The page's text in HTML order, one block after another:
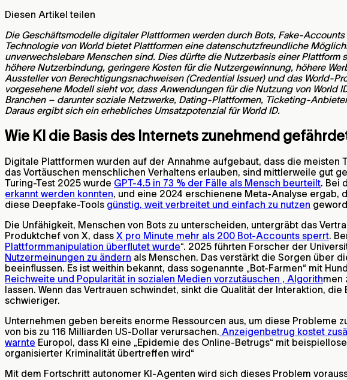
Diesen Artikel teilen
Die Geschäftsmodelle digitaler Plattformen werden durch Bots, Fake-
Technologie von World bietet Plattformen eine datenschutzfreundliche
unverwechslebare Menschen sind. Dies dürfte die Nutzerbasis einer
höhere Nutzerbindung, geringere Kosten für die Nutzergewinnung, höhere
Aussteller von Berechtigungsnachweisen (Credential Issuer) und das World-
vorgesehene Modell sieht vor, dass Anwendungen für die Nutzung von
Branchen – darunter soziale Netzwerke, Dating-Plattformen, Ticketing-
Daraus ergibt sich ein erhebliches Umsatzpotenzial für World ID.
Wie KI die Basis des Internets zunehmend
Digitale Plattformen wurden auf der Annahme aufgebaut, dass die
das Vortäuschen menschlichen Verhaltens erlauben, sind mittlerweile gut
Turing-Test 2025 wurde GPT-4.5 in 73 % der Fälle als Mensch beurteilt. Bei
erkannt werden konnten, und eine 2024 erschienene Meta-Analyse ergab,
diese Deepfake-Tools günstig, weit verbreitet und einfach zu nutzen
Die Unfähigkeit, Menschen von Bots zu unterscheiden, untergräbt das
Produktchef von X, dass X pro Minute mehr als 200 Bot-Accounts sperrt.
Plattformmanipulation überflutet wurde“. 2025 führten Forscher der
Nutzermeinungen zu ändern als Menschen. Das verstärkt die Sorgen über
beeinflussen. Es ist weithin bekannt, dass sogenannte „Bot-Farmen“ mit
Reichweite und Popularität in sozialen Medien vorzutäuschen , Algorithmen
lassen. Wenn das Vertrauen schwindet, sinkt die Qualität der Interaktion,
schwieriger.
Unternehmen geben bereits enorme Ressourcen aus, um diese Probleme
von bis zu 116 Milliarden US-Dollar verursachen. Anzeigenbetrug kostet
warnte Europol, dass KI eine „Epidemie des Online-Betrugs“ mit
organisierter Kriminalität übertreffen wird“
Mit dem Fortschritt autonomer KI-Agenten wird sich dieses Problem